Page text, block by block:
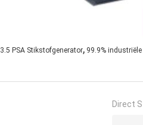
3.5 PSA Stikstofgenerator, 99.9%
Direct